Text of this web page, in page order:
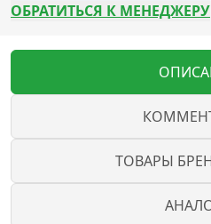
ОБРАТИТЬСЯ К МЕНЕДЖЕРУ
ТОВАРЫ